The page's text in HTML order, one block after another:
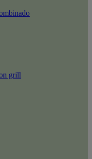
grill